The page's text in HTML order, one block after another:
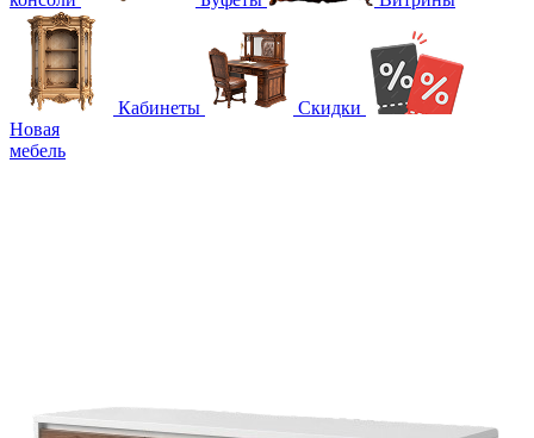
Кабинеты
Скидки
Новая
мебель